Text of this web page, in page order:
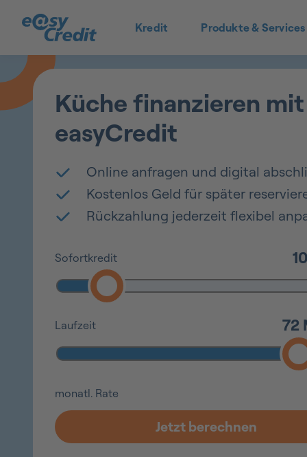
Kredit Produkte & Services
Küche finanzieren mit
easyCredit
Online anfragen und digital
Kostenlos Geld für später
Rückzahlung jederzeit flexibel